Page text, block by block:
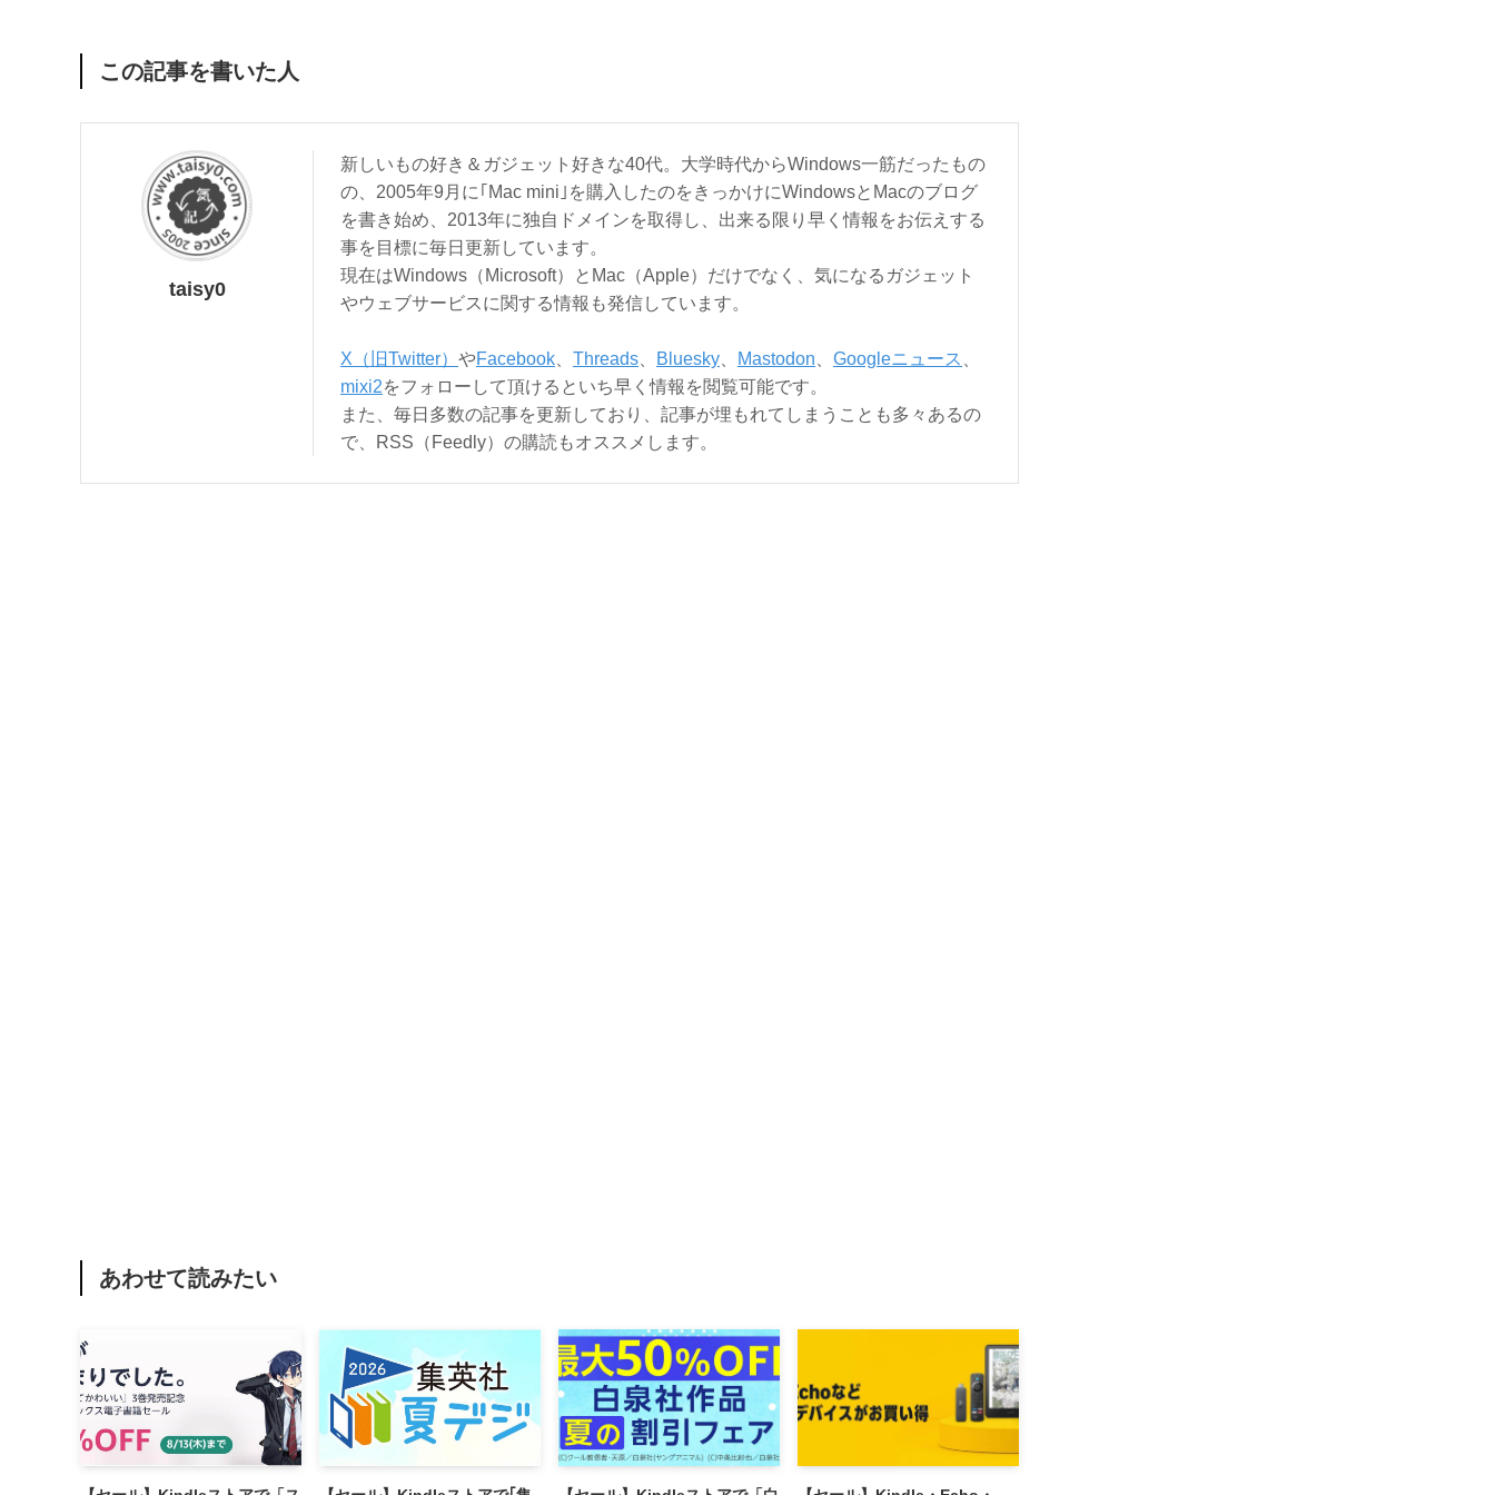
この記事を書いた人
taisy0
新しいもの好き＆ガジェット好きな40代。大学時代からWindows一筋だったもの
の、2005年9月に｢Mac mini｣を購入したのをきっかけにWindowsとMacのブログ
を書き始め、2013年に独自ドメインを取得し、出来る限り早く情報をお伝えする
事を目標に毎日更新しています。
現在はWindows（Microsoft）とMac（Apple）だけでなく、気になるガジェット
やウェブサービスに関する情報も発信しています。
X（旧Twitter） やFacebook Threads Bluesky Mastodon Googleニュース
mixi2をフォローして頂けるといち早く情報を閲覧可能です。
また、毎日多数の記事を更新しており、記事が埋もれてしまうことも多々あるの
で、RSS（Feedly）の購読もオススメします。
あわせて読みたい